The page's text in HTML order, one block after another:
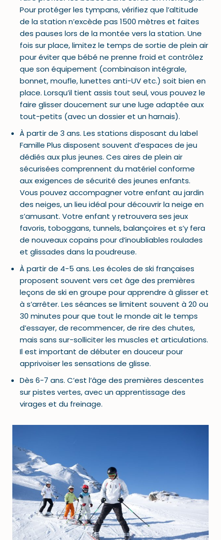
Pour protéger les tympans, vérifiez que l’altitude
de la station n’excède pas 1500 mètres et faites
des pauses lors de la montée vers la station. Une
fois sur place, limitez le temps de sortie de plein air
pour éviter que bébé ne prenne froid et contrôlez
que son équipement (combinaison intégrale,
bonnet, moufle, lunettes anti-UV etc.) soit bien en
place. Lorsqu’il tient assis tout seul, vous pouvez le
faire glisser doucement sur une luge adaptée aux
tout-petits (avec un dossier et un harnais).
À partir de 3 ans. Les stations disposant du label
Famille Plus disposent souvent d’espaces de jeu
dédiés aux plus jeunes. Ces aires de plein air
sécurisées comprennent du matériel conforme
aux exigences de sécurité des jeunes enfants.
Vous pouvez accompagner votre enfant au jardin
des neiges, un lieu idéal pour découvrir la neige en
s’amusant. Votre enfant y retrouvera ses jeux
favoris, toboggans, tunnels, balançoires et s’y fera
de nouveaux copains pour d’inoubliables roulades
et glissades dans la poudreuse.
À partir de 4-5 ans. Les écoles de ski françaises
proposent souvent vers cet âge des premières
leçons de ski en groupe pour apprendre à glisser et
à s’arrêter. Les séances se limitent souvent à 20 ou
30 minutes pour que tout le monde ait le temps
d’essayer, de recommencer, de rire des chutes,
mais sans sur-solliciter les muscles et articulations.
Il est important de débuter en douceur pour
apprivoiser les sensations de glisse.
Dès 6-7 ans. C’est l’âge des premières descentes
sur pistes vertes, avec un apprentissage des
virages et du freinage.